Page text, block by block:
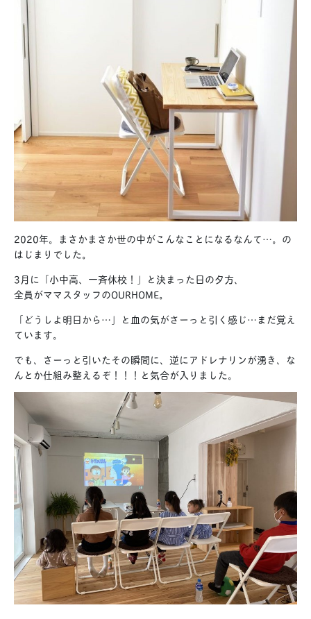
2020年。まさかまさか世の中がこんなことになるなんて…。の
はじまりでした。
3月に「小中高、一斉休校！」と決まった日の夕方、
全員がママスタッフのOURHOME。
「どうしよ明日から…」と血の気がさーっと引く感じ…まだ覚え
ています。
でも、さーっと引いたその瞬間に、 逆にアドレナリンが湧き、 な
んとか仕組み整えるぞ！！！と気合が入りました。